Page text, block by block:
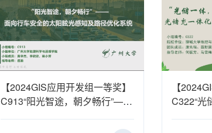
【2024GIS应用开发组一等奖】
C913“阳光智途，朝夕畅行”——
【
C322“光